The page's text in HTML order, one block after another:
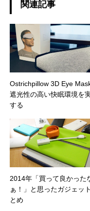
関連記事
Ostrichpillow 3D Eye
遮光性の高い快眠環境を
する
2014年「買って良かった
ぁ！」と思ったガジェッ
とめ